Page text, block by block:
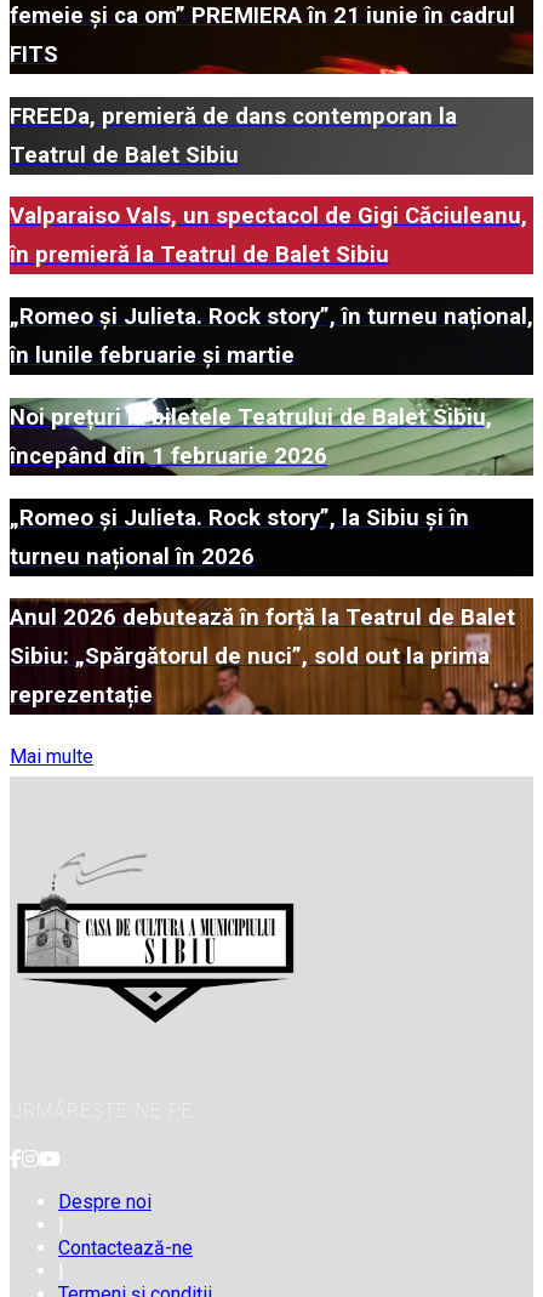
femeie și ca om” PREMIERA în 21 iunie în cadrul
FITS
FREEDa, premieră de dans contemporan la
Teatrul de Balet Sibiu
Valparaiso Vals, un spectacol de Gigi Căciuleanu,
în premieră la Teatrul de Balet Sibiu
„Romeo și Julieta. Rock story”, în turneu național,
în lunile februarie și martie
Noi prețuri la biletele Teatrului de Balet Sibiu,
începând din 1 februarie 2026
„Romeo și Julieta. Rock story”, la Sibiu și în
turneu național în 2026
Anul 2026 debutează în forță la Teatrul de Balet
Sibiu: „Spărgătorul de nuci”, sold out la prima
reprezentație
Mai multe
URMĂREȘTE-NE PE
Despre noi
|
Contactează-ne
|